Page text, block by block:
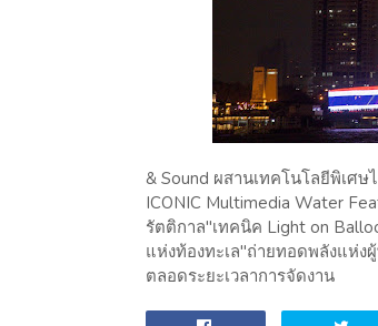
& Sound ผสานเทคโนโลยีพิเศ
ICONIC Multimedia Water
รัตติกาล"เทคนิค Light on
แห่งท้องทะเล"ถ่ายทอดพลังแห่ง
ตลอดระยะเวลาการจัดงาน